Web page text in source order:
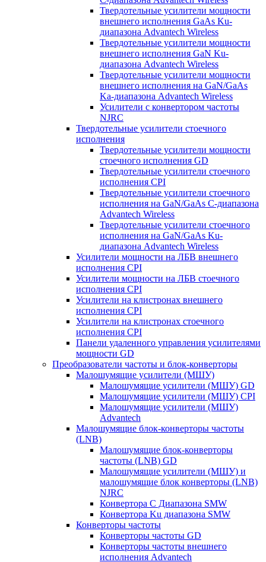
Твердотельные усилители мощности
внешнего исполнения GaAs Ku-
диапазона Advantech Wireless
Твердотельные усилители мощности
внешнего исполнения GaN Ku-
диапазона Advantech Wireless
Твердотельные усилители мощности
внешнего исполнения на GaN/GaAs
Ka-диапазона Advantech Wireless
Усилители с конвертором чаcтоты
NJRC
Твердотельные усилители стоечного
исполнения
Твердотельные усилители мощности
стоечного исполнения GD
Твердотельные усилители стоечного
исполнения CPI
Твердотельные усилители стоечного
исполнения на GaN/GaAs С-диапазона
Advantech Wireless
Твердотельные усилители стоечного
исполнения на GaN/GaAs Ku-
диапазона Advantech Wireless
Усилители мощности на ЛБВ внешнего
исполнения CPI
Усилители мощности на ЛБВ стоечного
исполнения CPI
Усилители на клистронах внешнего
исполнения CPI
Усилители на клистронах стоечного
исполнения CPI
Панели удаленного управления усилителями
мощности GD
Преобразователи частоты и блок-конверторы
Малошумящие усилители (МШУ)
Малошумящие усилители (МШУ) GD
Малошумящие усилители (МШУ) CPI
Малошумящие усилители (МШУ)
Advantech
Малошумящие блок-конверторы частоты
(LNB)
Малошумящие блок-конверторы
частоты (LNB) GD
Малошумящие усилители (МШУ) и
малошумящие блок конверторы (LNB)
NJRC
Конвертора C Диапазона SMW
Конвертора Ku диапазона SMW
Конверторы частоты
Конверторы частоты GD
Конверторы частоты внешнего
исполнения Advantech